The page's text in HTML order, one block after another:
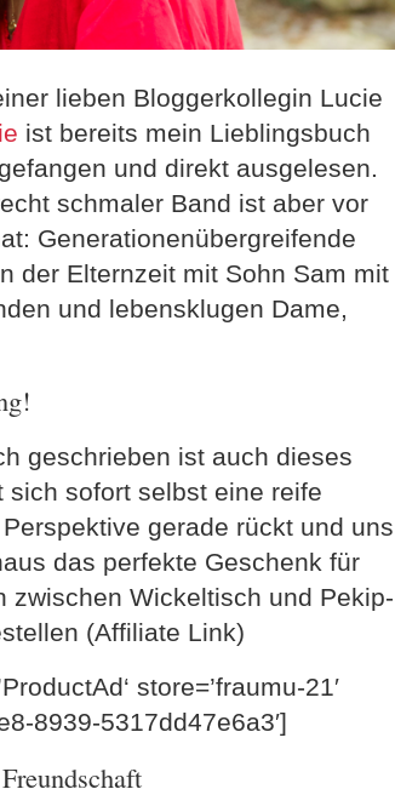
lieben Bloggerkollegin Lucie
ist bereits mein Lieblingsbuch
und direkt ausgelesen.
schmaler Band ist aber vor
Generationenübergreifende
der Elternzeit mit Sohn Sam mit
und lebensklugen Dame,
geschrieben ist auch dieses
sich sofort selbst eine reife
gerade rückt und uns
das perfekte Geschenk für
zwischen Wickeltisch und Pekip-
(Affiliate Link)
store=’fraumu-21′
8939-5317dd47e6a3′]